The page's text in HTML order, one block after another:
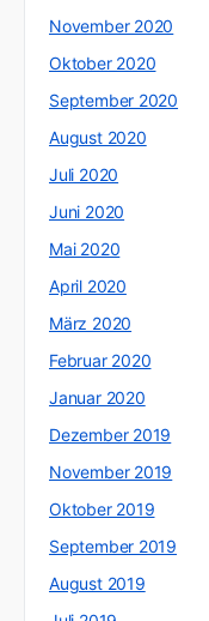
November 2020
Oktober 2020
September 2020
August 2020
Juli 2020
Juni 2020
Mai 2020
April 2020
März 2020
Februar 2020
Januar 2020
Dezember 2019
November 2019
Oktober 2019
September 2019
August 2019